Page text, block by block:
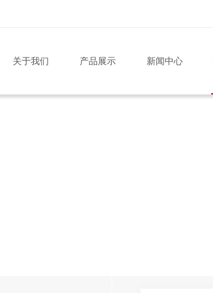
关于我们 产品展示 新闻中心